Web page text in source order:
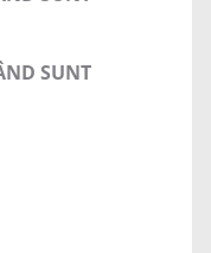
SUNT